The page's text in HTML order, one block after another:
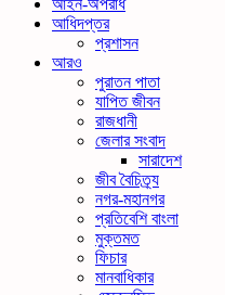
আইন-অপরাধ
আধিদপ্তর
প্রশাসন
আরও
পুরাতন পাতা
যাপিত জীবন
রাজধানী
জেলার সংবাদ
সারাদেশ
জীব বৈচিত্র্য
নগর-মহানগর
প্রতিবেশি বাংলা
মুক্তমত
ফিচার
মানবাধিকার